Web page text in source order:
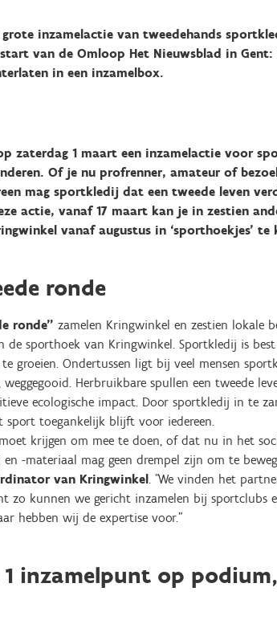
inzamelactie van tweedehands
van de Omloop Het Nieuwsblad in Gent:
in een inzamelbox.
zaterdag 1 maart een inzamelactie voor
Of je nu profrenner, amateur of
mag sportkledij dat een tweede leven
actie, vanaf 17 maart kan je in zestien
vanaf augustus in ‘sporthoekjes’
ronde
ronde" zamelen Kringwinkel en zestien lokale
sporthoek van Kringwinkel. Sportkledij is
groeien. Ondertussen ligt bij veel mensen
Herbruikbare spullen een tweede
ecologische impact. Door sportkledij in te
sport toegankelijk blijft voor iedereen.
krijgen om mee te doen, of dat nu in het
-materiaal mag geen drempel zijn om te
van Kringwinkel. "We vinden het
zo kunnen we gericht inzamelen bij sportclubs
hebben wij de expertise voor."
inzamelpunt op